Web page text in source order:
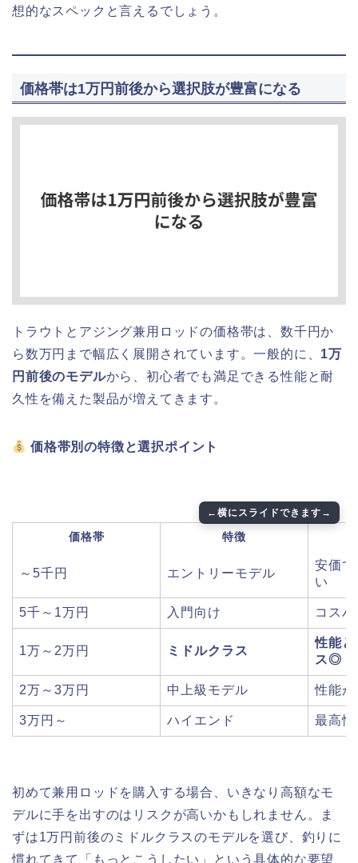
想的なスペックと言えるでしょう。
価格帯は1万円前後から選択肢が豊富になる
トラウトとアジング兼用ロッドの価格帯は、数千円か
ら数万円まで幅広く展開されています。一般的に、 1万
円前後のモデルから、初心者でも満足できる性能と耐
久性を備えた製品が増えてきます。
価格帯別の特徴と選択ポイント
価格帯 特徴
～5千円 エントリーモデル
安価
い
5千～1万円 入門向け コス
1万～2万円 ミドルクラス
性能
ス◎
2万～3万円 中上級モデル 性能
3万円～ ハイエンド 最高性
初めて兼用ロッドを購入する場合、いきなり高額なモ
デルに手を出すのはリスクが高いかもしれません。ま
ずは1万円前後のミドルクラスのモデルを選び、釣りに
慣れてきて「もっとこうしたい」という具体的な要望